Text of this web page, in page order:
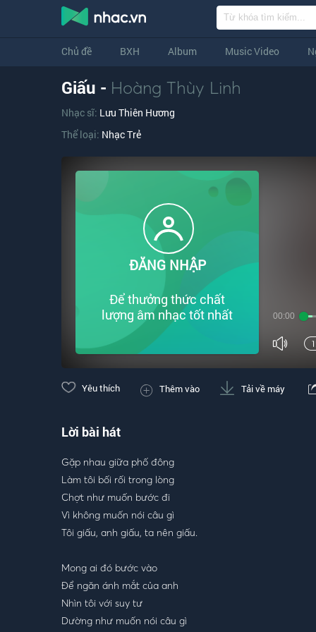
Chủ đề BXH Album Music Video
Giấu - Hoàng Thùy Linh
Nhạc sĩ: Lưu Thiên Hương
Thể loại: Nhạc Trẻ
00:00
ĐĂNG NHẬP
Để thưởng thức chất
lượng âm nhạc tốt nhất
Yêu thích Thêm vào Tải về máy
Lời bài hát
Gặp nhau giữa phố đông
Làm tôi bối rối trong lòng
Chợt như muốn bước đi
Vì không muốn nói câu gì
Tôi giấu, anh giấu, ta nên giấu.
Mong ai đó bước vào
Để ngăn ánh mắt của anh
Nhìn tôi với suy tư
Dường như muốn nói câu gì